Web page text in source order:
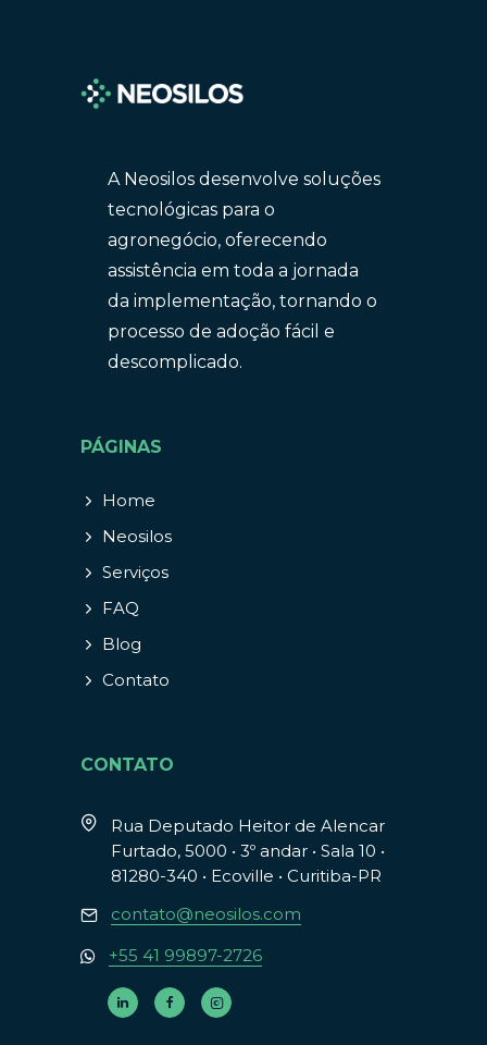
A Neosilos desenvolve soluções
tecnológicas para o
agronegócio, oferecendo
assistência em toda a jornada
da implementação, tornando o
processo de adoção fácil e
descomplicado.
PÁGINAS
Home
Neosilos
Serviços
FAQ
Blog
Contato
CONTATO
Rua Deputado Heitor de Alencar
Furtado, 5000 • 3º andar • Sala 10 •
81280-340 • Ecoville • Curitiba-PR
contato@neosilos.com
+55 41 99897-2726